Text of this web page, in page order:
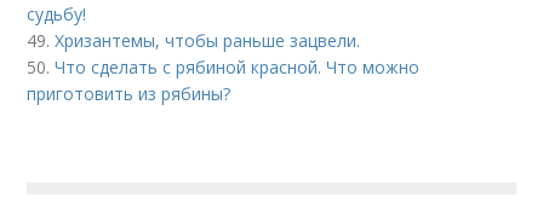
судьбу!
49.Хризантемы, чтобы раньше зацвели.
50.Что сделать с рябиной красной. Что можно
приготовить из рябины?